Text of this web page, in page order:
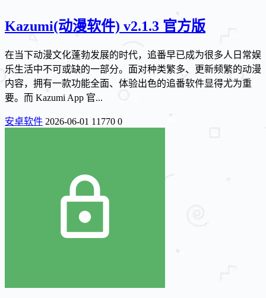
Kazumi(动漫软件) v2.1.3 官方版
在当下动漫文化蓬勃发展的时代，追番早已成为很多人日常娱
乐生活中不可或缺的一部分。面对种类繁多、更新频繁的动漫
内容，拥有一款功能全面、体验出色的追番软件显得尤为重
要。而 Kazumi App 官...
安卓软件 2026-06-01 11770 0